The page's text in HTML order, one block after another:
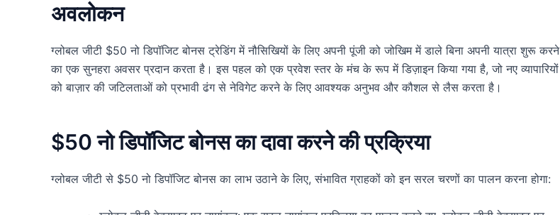
अवलोकन
ग्लोबल जीटी $50 नो डिपॉजिट बोनस ट्रेडिंग में नौसिखियों के लिए अपनी पूंजी को जोखिम में डाले बिना अपनी यात्रा शुरू करने
का एक सुनहरा अवसर प्रदान करता है। इस पहल को एक प्रवेश स्तर के मंच के रूप में डिज़ाइन किया गया है, जो नए व्यापारियों
को बाज़ार की जटिलताओं को प्रभावी ढंग से नेविगेट करने के लिए आवश्यक अनुभव और कौशल से लैस करता है।
$50 नो डिपॉजिट बोनस का दावा करने की प्रक्रिया
ग्लोबल जीटी से $50 नो डिपॉजिट बोनस का लाभ उठाने के लिए, संभावित ग्राहकों को इन सरल चरणों का पालन करना होगा: